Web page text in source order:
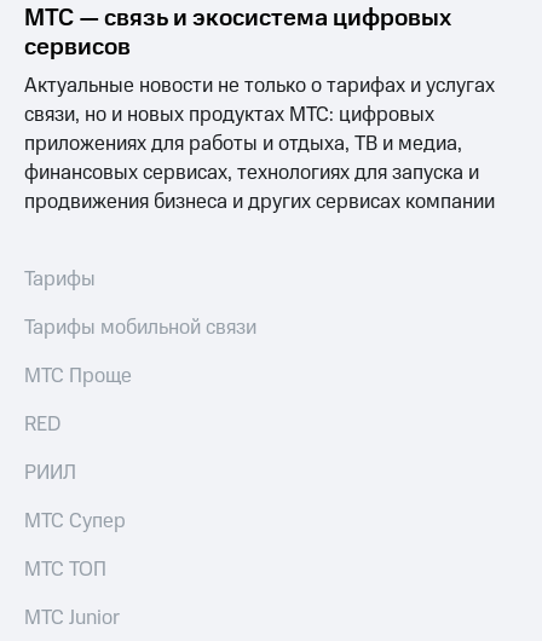
МТС — связь и экосистема цифровых
сервисов
Актуальные новости не только о тарифах и услугах
связи, но и новых продуктах МТС: цифровых
приложениях для работы и отдыха, ТВ и медиа,
финансовых сервисах, технологиях для запуска и
продвижения бизнеса и других сервисах компании
Тарифы
Тарифы мобильной связи
МТС Проще
RED
РИИЛ
МТС Супер
МТС ТОП
МТС Junior